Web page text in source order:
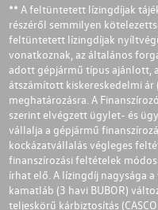
** A feltüntetett lízingdíjak
részéről semmilyen
feltüntetett lízingdíjak
vonatkoznak, az általános
adott gépjármű típus
átszámított kiskereskedelmi
meghatározásra. A
szerint elvégzett ügylet- és
vállalja a gépjármű
kockázatvállalás végleges
finanszírozási feltételek
írhat elő. A lízingdíj nagysága
kamatláb (3 havi BUBOR)
teljeskörű kárbiztosítás